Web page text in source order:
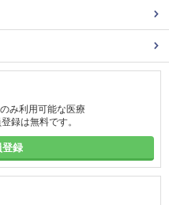
み利用可能な医療
録は無料です。
登録